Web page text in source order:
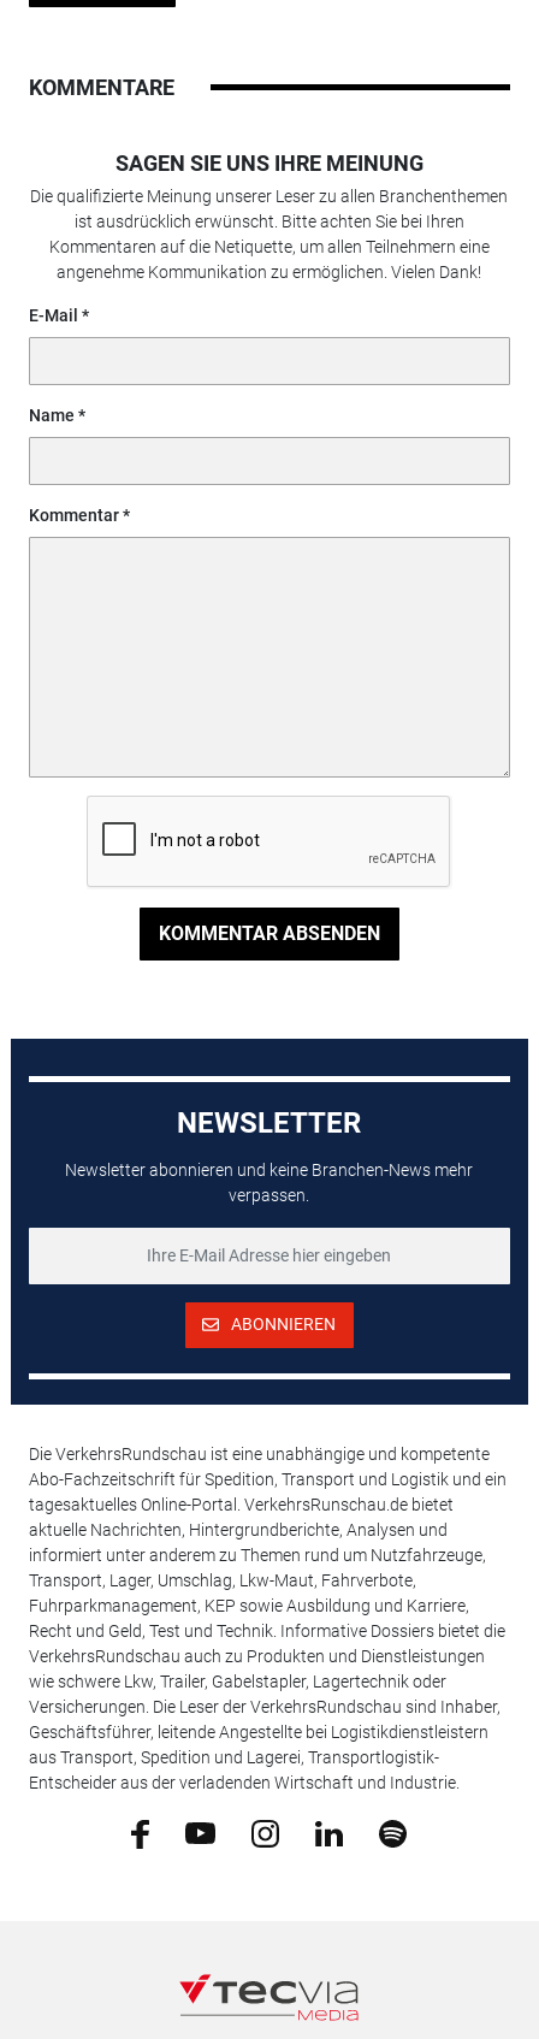
KOMMENTARE
SAGEN SIE UNS IHRE MEINUNG
Die qualifizierte Meinung unserer Leser zu allen Branchenthemen
ist ausdrücklich erwünscht. Bitte achten Sie bei Ihren
Kommentaren auf die Netiquette, um allen Teilnehmern eine
angenehme Kommunikation zu ermöglichen. Vielen Dank!
E-Mail
Name
Kommentar
KOMMENTAR ABSENDEN
NEWSLETTER
Newsletter abonnieren und keine Branchen-News mehr
verpassen.
ABONNIEREN
Die VerkehrsRundschau ist eine unabhängige und kompetente
Abo-Fachzeitschrift für Spedition, Transport und Logistik und ein
tagesaktuelles Online-Portal. VerkehrsRunschau.de bietet
aktuelle Nachrichten, Hintergrundberichte, Analysen und
informiert unter anderem zu Themen rund um Nutzfahrzeuge,
Transport, Lager, Umschlag, Lkw-Maut, Fahrverbote,
Fuhrparkmanagement, KEP sowie Ausbildung und Karriere,
Recht und Geld, Test und Technik. Informative Dossiers bietet die
VerkehrsRundschau auch zu Produkten und Dienstleistungen
wie schwere Lkw, Trailer, Gabelstapler, Lagertechnik oder
Versicherungen. Die Leser der VerkehrsRundschau sind Inhaber,
Geschäftsführer, leitende Angestellte bei Logistikdienstleistern
aus Transport, Spedition und Lagerei, Transportlogistik-
Entscheider aus der verladenden Wirtschaft und Industrie.